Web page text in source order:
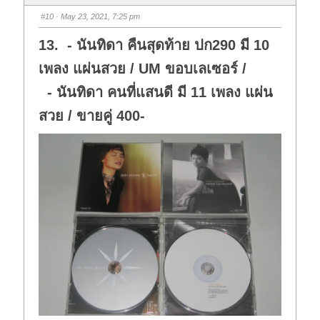
d
o
n
.
u
p
#10 · May 23, 2021, 7:25 pm
13. - นันทิดา คืนสุดท้าย ปก290 มี 10
เพลง แผ่นสวย / UM ขอบเลเซอร์ /
- นันทิดา คนที่แสนดี มี 11 เพลง แผ่น
สวย / ขายคู่ 400-